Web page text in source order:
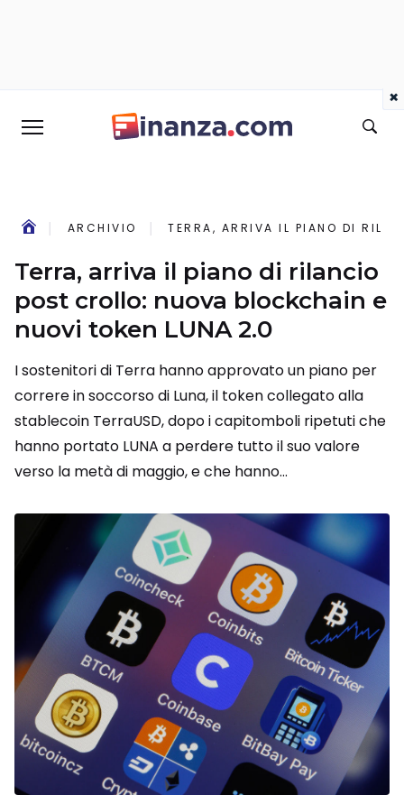
ARCHIVIO TERRA, ARRIVA IL PIANO DI
Terra, arriva il piano di rilancio
post crollo: nuova blockchain e
nuovi token LUNA 2.0
I sostenitori di Terra hanno approvato un piano per
correre in soccorso di Luna, il token collegato alla
stablecoin TerraUSD, dopo i capitomboli ripetuti che
hanno portato LUNA a perdere tutto il suo valore
verso la metà di maggio, e che hanno...
×